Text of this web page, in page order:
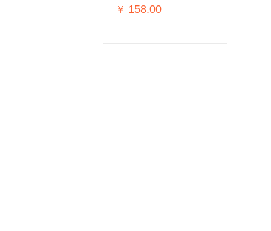
￥ 158.00